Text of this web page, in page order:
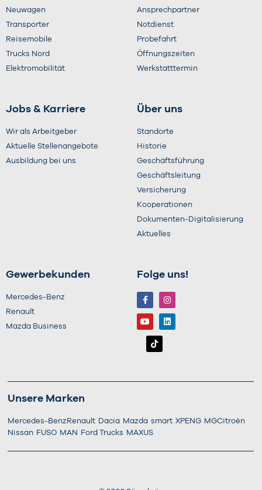
Neuwagen
Transporter
Reisemobile
Trucks Nord
Elektromobilität
Ansprechpartner
Notdienst
Probefahrt
Öffnungszeiten
Werkstatttermin
Jobs & Karriere
Wir als Arbeitgeber
Aktuelle Stellenangebote
Ausbildung bei uns
Über uns
Standorte
Historie
Geschäftsführung
Geschäftsleitung
Versicherung
Kooperationen
Dokumenten-Digitalisierung
Aktuelles
Gewerbekunden
Mercedes-Benz
Renault
Mazda Business
Folge uns!
Unsere Marken
Mercedes-Benz Renault Dacia Mazda smart XPENG MGCitroën
Nissan FUSO MAN Ford Trucks MAXUS